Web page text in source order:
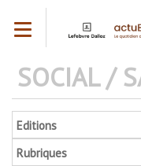
contenu
SOCIAL /
Editions
Rubriques